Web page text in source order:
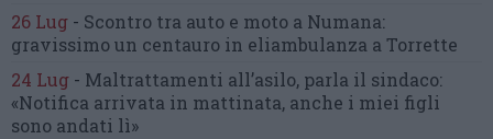
26 Lug - Scontro tra auto e moto a Numana:
gravissimo un centauro in eliambulanza a Torrette
24 Lug - Maltrattamenti all’asilo, parla il sindaco:
«Notifica arrivata in mattinata, anche i miei figli
sono andati lì»